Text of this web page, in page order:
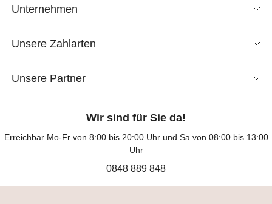
Unternehmen
Unsere Zahlarten
Unsere Partner
Wir sind für Sie da!
Erreichbar Mo-Fr von 8:00 bis 20:00 Uhr und Sa von 08:00 bis 13:00
Uhr
0848 889 848